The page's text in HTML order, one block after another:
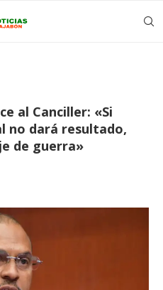
al Canciller: «Si
no dará resultado,
de guerra»